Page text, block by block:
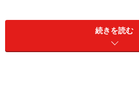
続きを読む